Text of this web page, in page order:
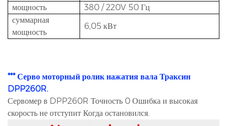
мощность
380 / 220V 50 Гц
суммарная
мощность
6,05 кВт
*** Серво моторный ролик нажатия вала Траксин
DPP260R.
Сервомер в DPP260R Точность 0 Ошибка и высокая
скорость не отступит Когда остановился.